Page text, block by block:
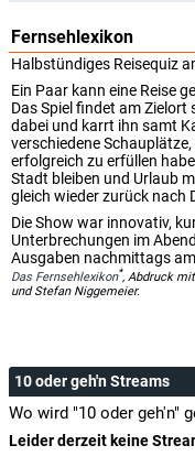
Fernsehlexikon
Halbstündiges Reisequiz
Ein Paar kann eine Reise
Das Spiel findet am
dabei und karrt ihn samt
verschiedene
erfolgreich zu erfüllen
Stadt bleiben und Urlaub
gleich wieder zurück nach
Die Show war innovativ,
Unterbrechungen im
Ausgaben nachmittags
Das Fernsehlexikon*, Abdruck
und Stefan Niggemeier.
10 oder geh'n Streams
Wo wird "10 oder geh'n"
Leider derzeit keine